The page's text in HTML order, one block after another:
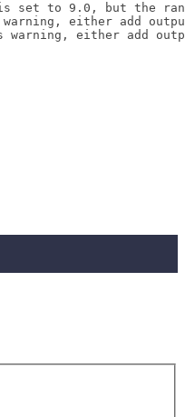
to 9.0, but the
either add
either add